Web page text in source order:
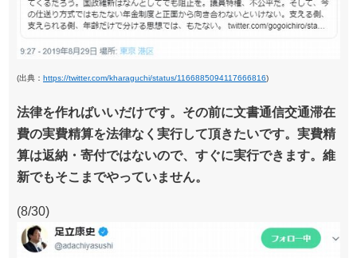
(出典： https://twitter.com/kharaguchi/status/1166885094117666816)
法律を作ればいいだけです。その前に文書通信交通滞在
費の実費精算を法律なく実行して頂きたいです。実費精
算は返納・寄付ではないので、すぐに実行できます。維
新でもそこまでやっていません。
(8/30)